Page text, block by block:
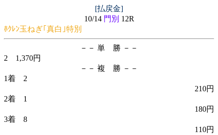
[払戻金]
10/14 門別 12R
ﾎｸﾚﾝ玉ねぎ｢真白｣特別
－－ 単 勝 －－
2 1,370円
－－ 複 勝 －－
1着 2
210円
2着 1
180円
3着 8
110円